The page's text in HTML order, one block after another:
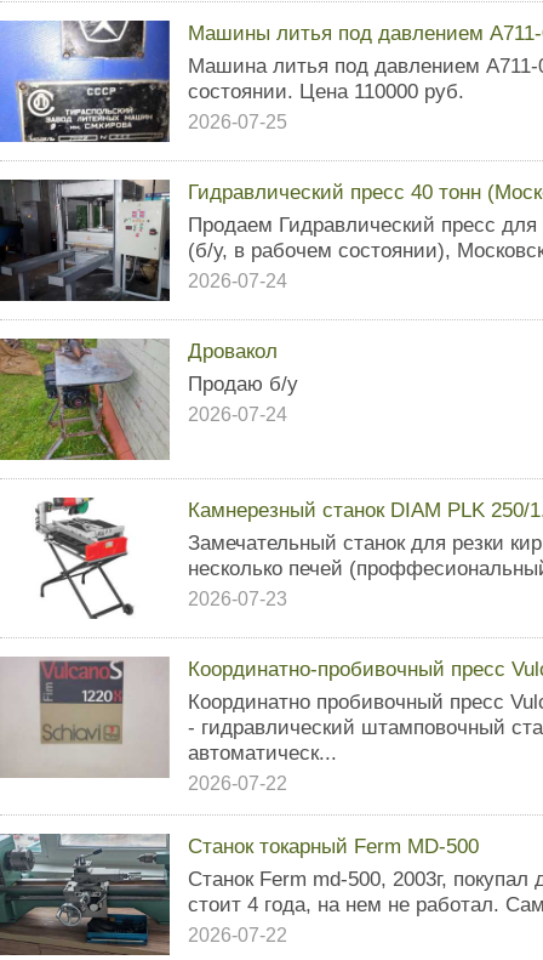
Машины литья под давлением
Машина литья под давлением
состоянии. Цена 110000 руб.
2026-07-25
Гидравлический пресс 40 тонн
Продаем Гидравлический пресс для
(б/у, в рабочем состоянии),
2026-07-24
Дровакол
Продаю б/у
2026-07-24
Камнерезный станок DIAM PLK 250/
Замечательный станок для резки
несколько печей
2026-07-23
Координатно-пробивочный пресс
Координатно пробивочный пресс
- гидравлический штамповочный
автоматическ...
2026-07-22
Станок токарный Ferm MD-500
Станок Ferm md-500, 2003г,
стоит 4 года, на нем не работал.
2026-07-22